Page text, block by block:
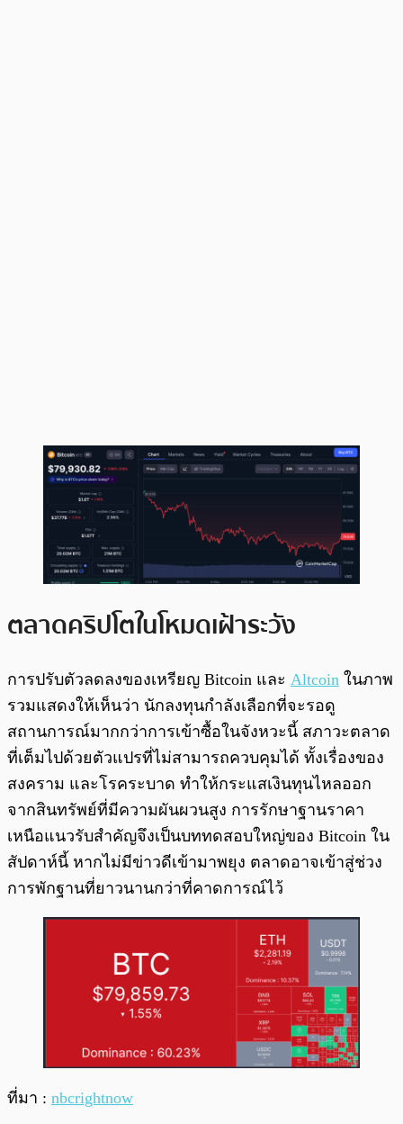
ตลาดคริปโตในโหมดเฝ้าระวัง
การปรับตัวลดลงของเหรียญ Bitcoin และ Altcoin ในภาพ
รวมแสดงให้เห็นว่า นักลงทุนกำลังเลือกที่จะรอดู
สถานการณ์มากกว่าการเข้าซื้อในจังหวะนี้ สภาวะตลาด
ที่เต็มไปด้วยตัวแปรที่ไม่สามารถควบคุมได้ ทั้งเรื่องของ
สงคราม และโรคระบาด ทำให้กระแสเงินทุนไหลออก
จากสินทรัพย์ที่มีความผันผวนสูง การรักษาฐานราคา
เหนือแนวรับสำคัญจึงเป็นบททดสอบใหญ่ของ Bitcoin ใน
สัปดาห์นี้ หากไม่มีข่าวดีเข้ามาพยุง ตลาดอาจเข้าสู่ช่วง
การพักฐานที่ยาวนานกว่าที่คาดการณ์ไว้
ที่มา : nbcrightnow